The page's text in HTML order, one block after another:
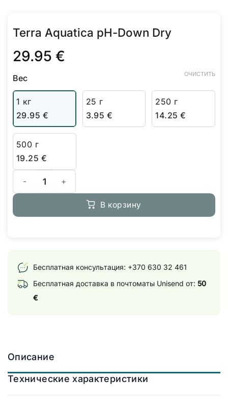
Terra Aquatica pH-Down Dry
29.95 €
Вес
1 кг
29.95 €
25 г
3.95 €
250 г
14.25 €
500 г
19.25 €
ОЧИСТИТЬ
Количество товара Terra Aquatica pH-Down Dry
В корзину
Бесплатная консультация: +370 630 32 461
Бесплатная доставка в почтоматы Unisend от: 50
€
Описание
Технические характеристики